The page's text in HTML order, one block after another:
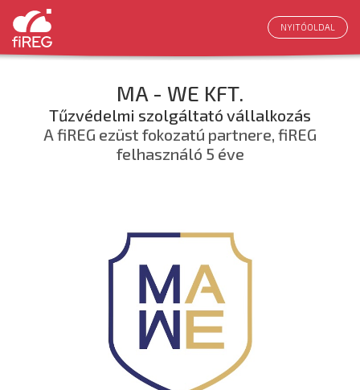
NYITÓOLDAL
MA - WE KFT.
Tűzvédelmi szolgáltató vállalkozás
A fiREG ezüst fokozatú partnere, fiREG
felhasználó 5 éve